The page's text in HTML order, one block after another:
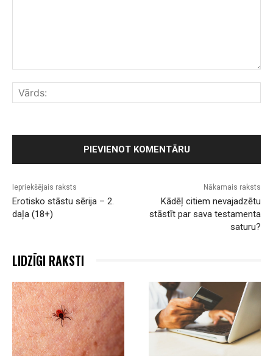
Iepriekšējais raksts
Erotisko stāstu sērija – 2.
daļa (18+)
Nākamais raksts
Kādēļ citiem nevajadzētu
stāstīt par sava testamenta
saturu?
LIDZĪGI RAKSTI